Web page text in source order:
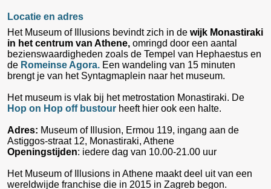
Locatie en adres
Het Museum of Illusions bevindt zich in de wijk Monastiraki
in het centrum van Athene, omringd door een aantal
bezienswaardigheden zoals de Tempel van Hephaestus en
de Romeinse Agora. Een wandeling van 15 minuten
brengt je van het Syntagmaplein naar het museum.
Het museum is vlak bij het metrostation Monastiraki. De
Hop on Hop off bustour heeft hier ook een halte.
Adres: Museum of Illusion, Ermou 119, ingang aan de
Astiggos-straat 12, Monastiraki, Athene
Openingstijden: iedere dag van 10.00-21.00 uur
Het Museum of Illusions in Athene maakt deel uit van een
wereldwijde franchise die in 2015 in Zagreb begon.